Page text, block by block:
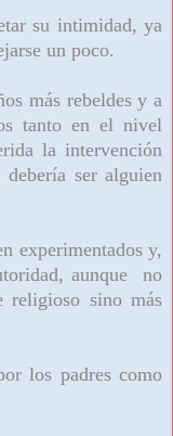
su intimidad, ya
un poco.
más rebeldes y a
tanto en el nivel
la intervención
ser alguien
experimentados y,
aunque no
religioso sino más
los padres como